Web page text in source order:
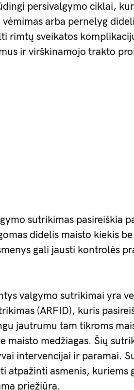
persivalgymo ciklai,
arba pernelyg
rimtų sveikatos
ir virškinamojo trakto
sutrikimas pasireiškia
didelis maisto kiekis
gali jausti kontrolės
valgymo sutrikimai yra
(ARFID), kuris
jautrumu tam tikroms
maisto medžiagas. Šių
intervencijai ir paramai.
atpažinti asmenis,
priežiūrą.